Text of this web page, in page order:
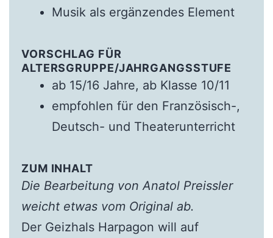
Musik als ergänzendes Element
VORSCHLAG FÜR
ALTERSGRUPPE/JAHRGANGSSTUFE
ab 15/16 Jahre, ab Klasse 10/11
empfohlen für den Französisch-,
Deutsch- und Theaterunterricht
ZUM INHALT
Die Bearbeitung von Anatol Preissler
weicht etwas vom Original ab.
Der Geizhals Harpagon will auf